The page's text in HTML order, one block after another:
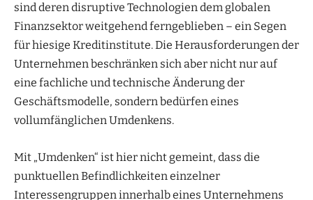
sind deren disruptive Technologien dem globalen
Finanzsektor weitgehend ferngeblieben – ein Segen
für hiesige Kreditinstitute. Die Herausforderungen der
Unternehmen beschränken sich aber nicht nur auf
eine fachliche und technische Änderung der
Geschäftsmodelle, sondern bedürfen eines
vollumfänglichen Umdenkens.
Mit „Umdenken“ ist hier nicht gemeint, dass die
punktuellen Befindlichkeiten einzelner
Interessengruppen innerhalb eines Unternehmens